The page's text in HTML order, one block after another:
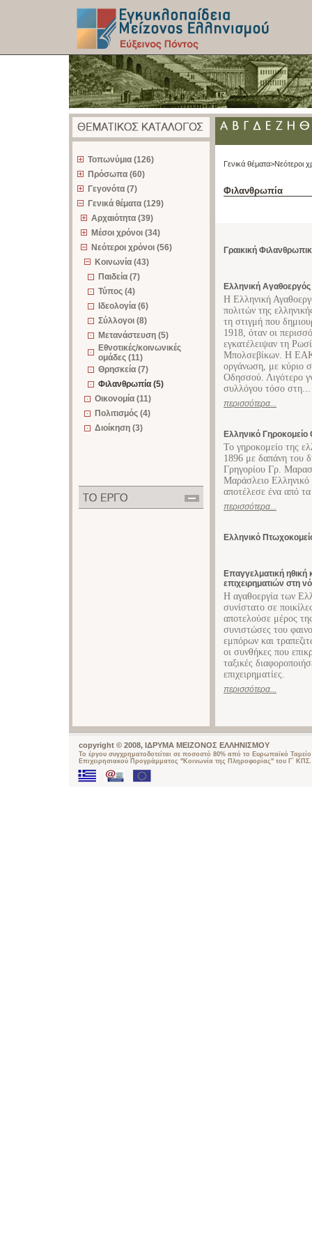
Τοπωνύμια (126)
Πρόσωπα (60)
Γεγονότα (7)
Γενικά θέματα (129)
Αρχαιότητα (39)
Μέσοι χρόνοι (34)
Νεότεροι χρόνοι (56)
Κοινωνία (43)
Παιδεία (7)
Τύπος (4)
Ιδεολογία (6)
Σύλλογοι (8)
Μετανάστευση (5)
Εθνοτικές/κοινωνικές
ομάδες (11)
Θρησκεία (7)
Φιλανθρωπία (5)
Οικονομία (11)
Πολιτισμός (4)
Διοίκηση (3)
Γενικά θέματα>Νεότεροι
Φιλανθρωπία
Γραικική
Ελληνική
Η Ελληνική
πολιτών της
τη στιγμή που
1918, όταν οι
εγκατέλειψαν τη
Μπολσεβίκων. Η
οργάνωση, με κύριο
Οδησσού. Λιγότερο
συλλόγου τόσο στη...
περισσότερα...
Ελληνικό
Το γηροκομείο της
1896 με δαπάνη του
Γρηγορίου Γρ.
Μαράσλειο Ελληνικό
αποτέλεσε ένα από
περισσότερα...
Ελληνικό
Επαγγελματική
επιχειρηματιών στη
Η αγαθοεργία των
συνίστατο σε
αποτελούσε μέρος
συνιστώσες του
εμπόρων και
οι συνθήκες που
ταξικές
επιχειρηματίες.
περισσότερα...
copyright © 2008, ΙΔΡΥΜΑ ΜΕΙΖΟΝΟΣ ΕΛΛΗΝΙΣΜΟΥ
Το έργου συγχρηματοδοτείται σε ποσοστό 80% από το Ευρωπαϊκό
Επιχειρησιακού Προγράμματος "Κοινωνία της Πληροφορίας" του Γ΄ ΚΠΣ.